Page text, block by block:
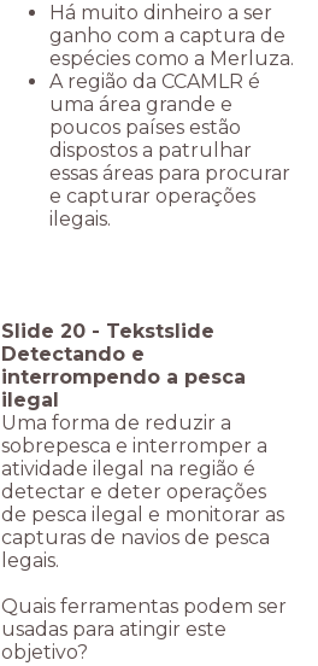
Há muito dinheiro a ser
ganho com a captura de
espécies como a Merluza.
A região da CCAMLR é
uma área grande e
poucos países estão
dispostos a patrulhar
essas áreas para procurar
e capturar operações
ilegais.
Slide 20 - Tekstslide
Detectando e
interrompendo a pesca
ilegal
Uma forma de reduzir a
sobrepesca e interromper a
atividade ilegal na região é
detectar e deter operações
de pesca ilegal e monitorar as
capturas de navios de pesca
legais.
Quais ferramentas podem ser
usadas para atingir este
objetivo?